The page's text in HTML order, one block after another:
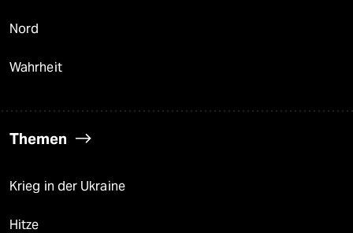
Nord
Wahrheit
Themen
Krieg in der Ukraine
Hitze